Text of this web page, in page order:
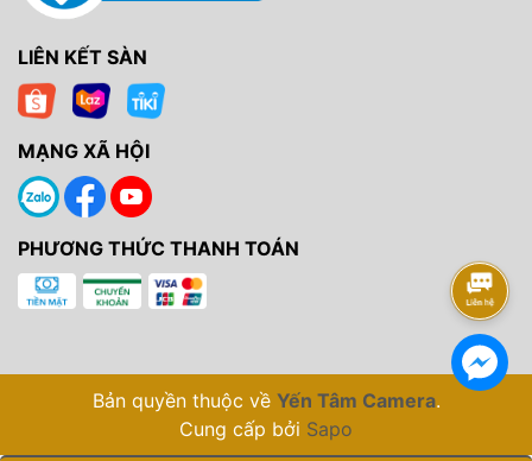
LIÊN KẾT SÀN
MẠNG XÃ HỘI
PHƯƠNG THỨC THANH TOÁN
Bản quyền thuộc về Yến Tâm Camera.
Cung cấp bởi Sapo